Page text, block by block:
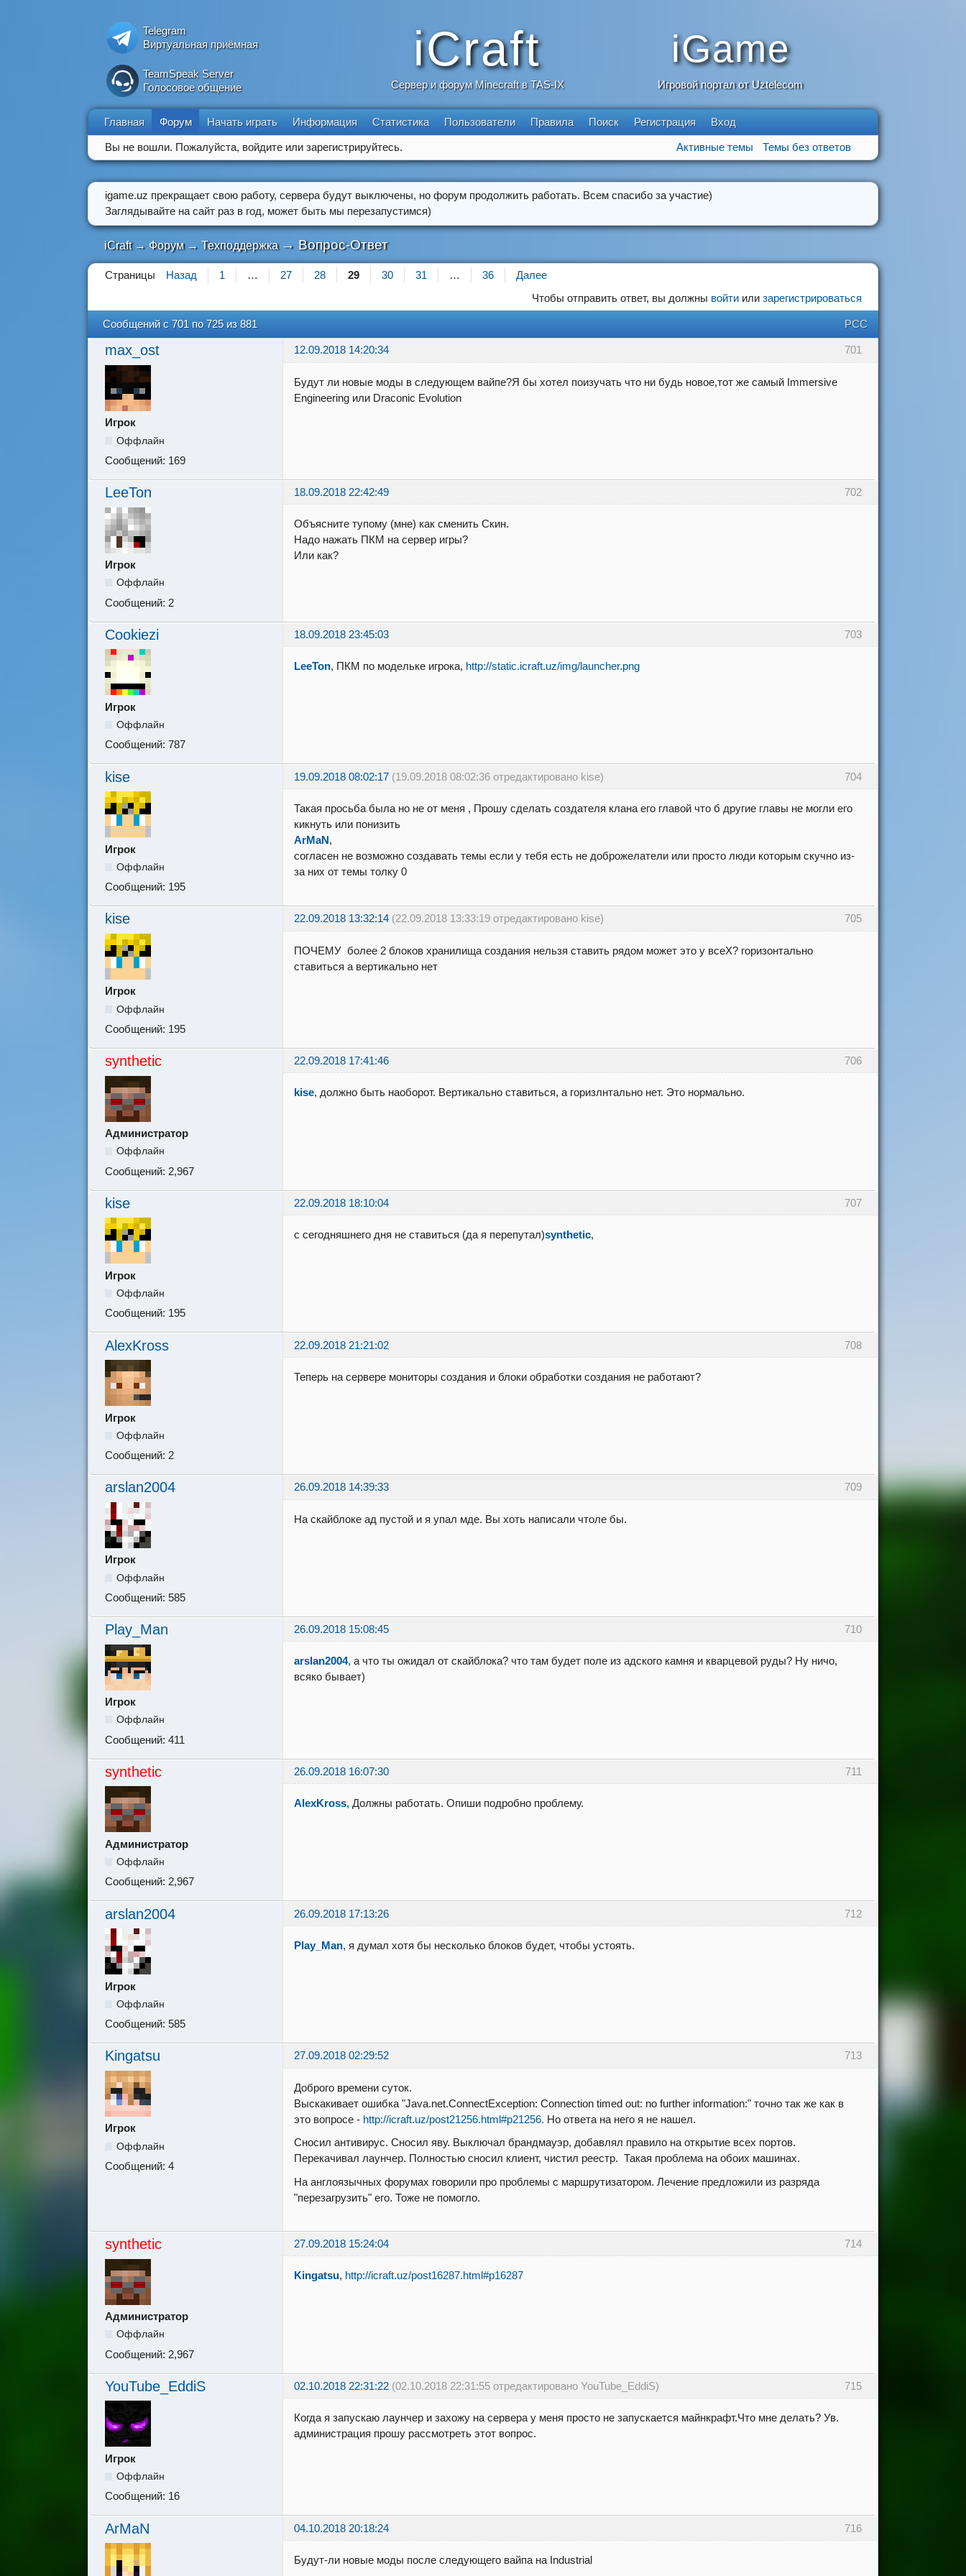
Telegram
Виртуальная приёмная
TeamSpeak Server
Голосовое общение
iCraft
Сервер и форум Minecraft в TAS-IX
iGame
Игровой портал от Uztelecom
Главная Форум Начать играть Информация Статистика Пользователи Правила Поиск Регистрация Вход
Вы не вошли. Пожалуйста, войдите или зарегистрируйтесь. Активные темы Темы без ответов
igame.uz прекращает свою работу, сервера будут выключены, но форум продолжить работать. Всем спасибо за участие)
Заглядывайте на сайт раз в год, может быть мы перезапустимся)
iCraft → Форум →Техподдержка → Вопрос-Ответ
Страницы Назад 1 … 27 28 29 30 31 … 36
Далее
Чтобы отправить ответ, вы должны войтиили зарегистрироваться
РСС
Сообщений с 701 по 725 из 881
701
max_ost 12.09.2018 14:20:34
Игрок
Оффлайн
Сообщений: 169
Будут ли новые моды в следующем вайпе?Я бы хотел поизучать что ни будь новое,тот же самый Immersive
Engineering или Draconic Evolution
702
LeeTon 18.09.2018 22:42:49
Игрок
Оффлайн
Сообщений: 2
Объясните тупому (мне) как сменить Скин.
Надо нажать ПКМ на сервер игры?
Или как?
703
Cookiezi 18.09.2018 23:45:03
Игрок
Оффлайн
Сообщений: 787
LeeTon, ПКМ по модельке игрока, http://static.icraft.uz/img/launcher.png
704
kise 19.09.2018 08:02:17 (19.09.2018 08:02:36 отредактировано kise)
Игрок
Оффлайн
Сообщений: 195
Такая просьба была но не от меня , Прошу сделать создателя клана его главой что б другие главы не могли его
кикнуть или понизить
ArMaN,
согласен не возможно создавать темы если у тебя есть не доброжелатели или просто люди которым скучно из-
за них от темы толку 0
705
kise 22.09.2018 13:32:14 (22.09.2018 13:33:19 отредактировано kise)
Игрок
Оффлайн
Сообщений: 195
ПОЧЕМУ более 2 блоков хранилища создания нельзя ставить рядом может это у всеХ? горизонтально
ставиться а вертикально нет
706
synthetic 22.09.2018 17:41:46
Администратор
Оффлайн
Сообщений: 2,967
kise, должно быть наоборот. Вертикально ставиться, а горизлнтально нет. Это нормально.
707
kise 22.09.2018 18:10:04
Игрок
Оффлайн
Сообщений: 195
с сегодняшнего дня не ставиться (да я перепутал)synthetic,
708
AlexKross 22.09.2018 21:21:02
Игрок
Оффлайн
Сообщений: 2
Теперь на сервере мониторы создания и блоки обработки создания не работают?
709
arslan2004 26.09.2018 14:39:33
Игрок
Оффлайн
Сообщений: 585
На скайблоке ад пустой и я упал мде. Вы хоть написали чтоле бы.
710
Play_Man 26.09.2018 15:08:45
Игрок
Оффлайн
Сообщений: 411
arslan2004, а что ты ожидал от скайблока? что там будет поле из адского камня и кварцевой руды? Ну ничо,
всяко бывает)
711
synthetic 26.09.2018 16:07:30
Администратор
Оффлайн
Сообщений: 2,967
AlexKross, Должны работать. Опиши подробно проблему.
712
arslan2004 26.09.2018 17:13:26
Игрок
Оффлайн
Сообщений: 585
Play_Man, я думал хотя бы несколько блоков будет, чтобы устоять.
713
Kingatsu 27.09.2018 02:29:52
Игрок
Оффлайн
Сообщений: 4
Доброго времени суток.
Выскакивает ошибка "Java.net.ConnectException: Connection timed out: no further information:" точно так же как в
это вопросе - http://icraft.uz/post21256.html#p21256. Но ответа на него я не нашел.
Сносил антивирус. Сносил яву. Выключал брандмауэр, добавлял правило на открытие всех портов.
Перекачивал лаунчер. Полностью сносил клиент, чистил реестр. Такая проблема на обоих машинах.
На англоязычных форумах говорили про проблемы с маршрутизатором. Лечение предложили из разряда
"перезагрузить" его. Тоже не помогло.
714
synthetic 27.09.2018 15:24:04
Администратор
Оффлайн
Сообщений: 2,967
Kingatsu, http://icraft.uz/post16287.html#p16287
715
YouTube_EddiS 02.10.2018 22:31:22 (02.10.2018 22:31:55 отредактировано YouTube_EddiS)
Игрок
Оффлайн
Сообщений: 16
Когда я запускаю лаунчер и захожу на сервера у меня просто не запускается майнкрафт.Что мне делать? Ув.
администрация прошу рассмотреть этот вопрос.
716
ArMaN 04.10.2018 20:18:24
Будут-ли новые моды после следующего вайпа на Industrial